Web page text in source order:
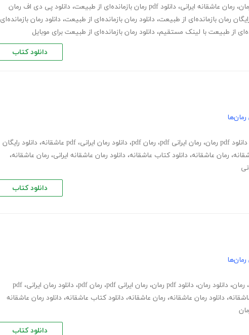
، رمان عاشقانه ایرانی، دانلود pdf رمان بازمانده‌ای از طبیعت ، دانلود پی دی اف رمان
رمان بازمانده‌ای از طبیعت، دانلود رمان بازمانده‌ای از طبیعت، دانلود رمان بازمانده‌ای
از طبیعت با لینک مستقیم، دانلود رمان بازمانده‌ای از طبیعت برای موبایل
دانلود کتاب
رمان‌ها
دانلود pdf رمان ، رمان ایرانی pdf ، رمان pdf ، دانلود رمان ایرانی، pdf عاشقانه ، دانلود رایگان
، رمان عاشقانه، دانلود کتاب عاشقانه، دانلود رمان عاشقانه ایرانی، رمان عاشقانه،
دانلود کتاب
رمان‌ها
، رمان، دانلود رمان، دانلود pdf رمان ، رمان ایرانی pdf ، رمان pdf ، دانلود رمان ایرانی، pdf
، دانلود رمان عاشقانه، رمان عاشقانه، دانلود کتاب عاشقانه، دانلود رمان عاشقانه
دانلود کتاب